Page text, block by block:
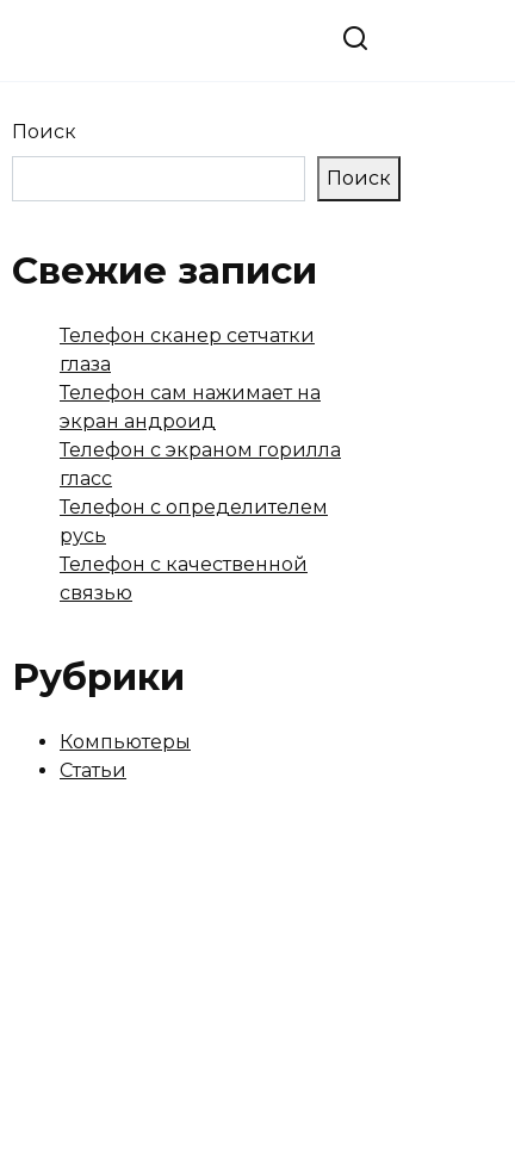
Поиск
Поиск
Свежие записи
Телефон сканер сетчатки
глаза
Телефон сам нажимает на
экран андроид
Телефон с экраном горилла
гласс
Телефон с определителем
русь
Телефон с качественной
связью
Рубрики
Компьютеры
Статьи